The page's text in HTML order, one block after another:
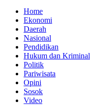
Home
Ekonomi
Daerah
Nasional
Pendidikan
Hukum dan Kriminal
Politik
Pariwisata
Opini
Sosok
Video